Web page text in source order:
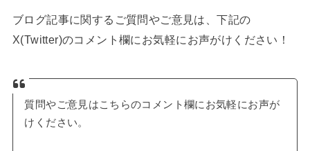
ブログ記事に関するご質問やご意見は、下記の
X(Twitter)のコメント欄にお気軽にお声がけください！
質問やご意見はこちらのコメント欄にお気軽にお声が
けください。